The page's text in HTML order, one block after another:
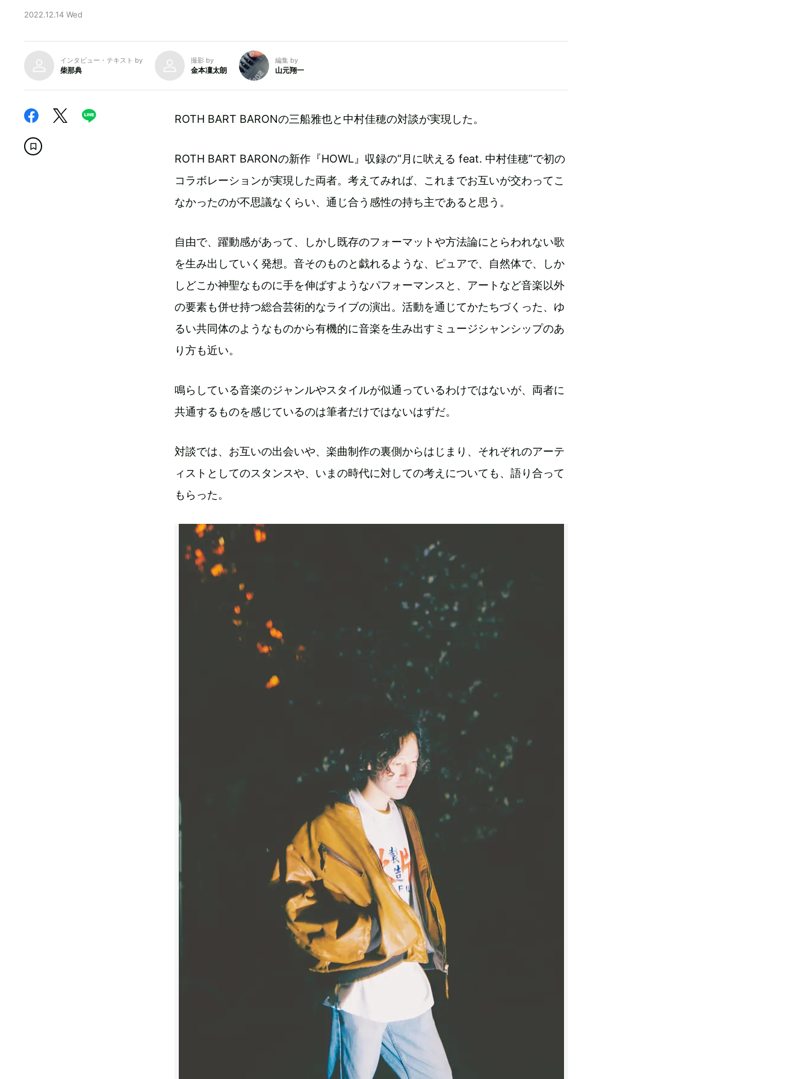
2022.12.14 Wed
インタビュー・テキスト by
柴那典
撮影 by
金本凜太朗
編集 by
山元翔一
ROTH BART BARONの三船雅也と中村佳穂の対談が実現した。
ROTH BART BARONの新作『HOWL』収録の“月に吠える feat. 中村佳穂”で初の
コラボレーションが実現した両者。考えてみれば、これまでお互いが交わってこ
なかったのが不思議なくらい、通じ合う感性の持ち主であると思う。
自由で、躍動感があって、しかし既存のフォーマットや方法論にとらわれない歌
を生み出していく発想。音そのものと戯れるような、ピュアで、自然体で、しか
しどこか神聖なものに手を伸ばすようなパフォーマンスと、アートなど音楽以外
の要素も併せ持つ総合芸術的なライブの演出。活動を通じてかたちづくった、ゆ
るい共同体のようなものから有機的に音楽を生み出すミュージシャンシップのあ
り方も近い。
鳴らしている音楽のジャンルやスタイルが似通っているわけではないが、両者に
共通するものを感じているのは筆者だけではないはずだ。
対談では、お互いの出会いや、楽曲制作の裏側からはじまり、それぞれのアーテ
ィストとしてのスタンスや、いまの時代に対しての考えについても、語り合って
もらった。